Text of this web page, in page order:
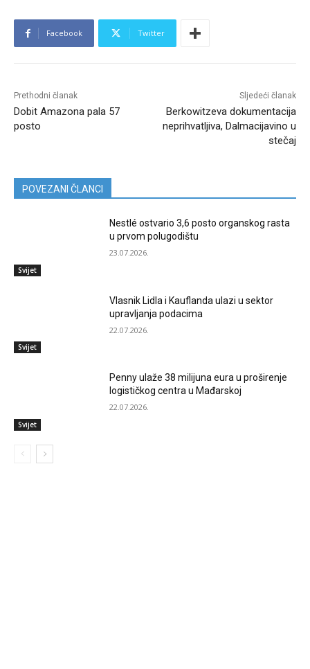
Facebook Twitter
Prethodni članak
Dobit Amazona pala 57
posto
Sljedeći članak
Berkowitzeva dokumentacija
neprihvatljiva, Dalmacijavino u
stečaj
POVEZANI ČLANCI
Svijet
Nestlé ostvario 3,6 posto organskog rasta
u prvom polugodištu
23.07.2026.
Svijet
Vlasnik Lidla i Kauflanda ulazi u sektor
upravljanja podacima
22.07.2026.
Svijet
Penny ulaže 38 milijuna eura u proširenje
logističkog centra u Mađarskoj
22.07.2026.